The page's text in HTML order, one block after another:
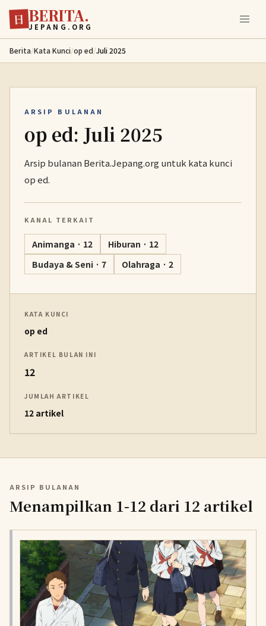
Lewati ke konten utama
日 BERITA.
JEPANG.ORG
Berita/Kata Kunci/op ed/Juli 2025
ARSIP BULANAN
op ed: Juli 2025
Arsip bulanan Berita.Jepang.org untuk kata kunci
op ed.
KANAL TERKAIT
Animanga · 12
Hiburan · 12
Budaya & Seni · 7
Olahraga · 2
KATA KUNCI
op ed
ARTIKEL BULAN INI
12
JUMLAH ARTIKEL
12 artikel
ARSIP BULANAN
Menampilkan 1-12 dari 12 artikel